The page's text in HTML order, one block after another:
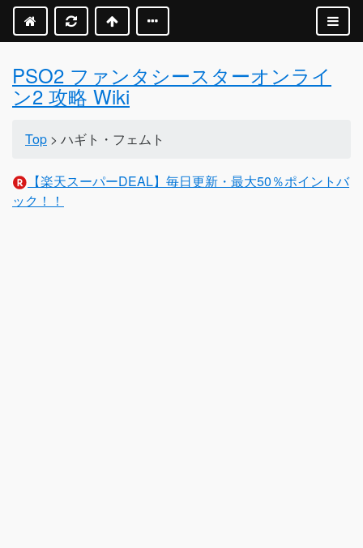
PSO2 ファンタシースターオンライ
ン2 攻略 Wiki
Top > ハギト・フェムト
【楽天スーパーDEAL】毎日更新・最大50％ポイントバ
ック！！